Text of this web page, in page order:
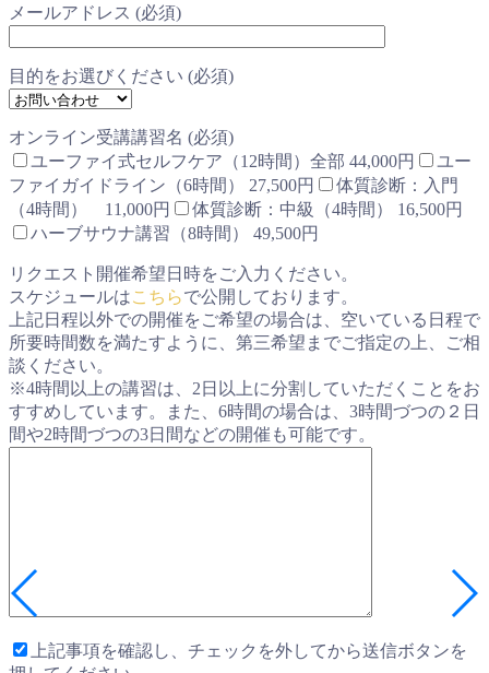
メールアドレス (必須)
目的をお選びください (必須)
オンライン受講講習名 (必須)
ユーファイ式セルフケア（12時間）全部 44,000円
ユー
ファイガイドライン（6時間） 27,500円
体質診断：入門
（4時間） 11,000円
体質診断：中級（4時間） 16,500円
ハーブサウナ講習（8時間） 49,500円
リクエスト開催希望日時をご入力ください。
スケジュールはこちらで公開しております。
上記日程以外での開催をご希望の場合は、空いている日程で
所要時間数を満たすように、第三希望までご指定の上、ご相
談ください。
※4時間以上の講習は、2日以上に分割していただくことをお
すすめしています。また、6時間の場合は、3時間づつの２日
間や2時間づつの3日間などの開催も可能です。
上記事項を確認し、チェックを外してから送信ボタンを